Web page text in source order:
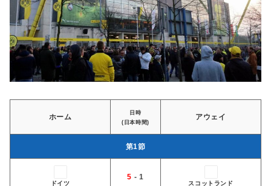
ホーム
日時
(日本時間)
アウェイ
󠁢󠁥󠁮󠁧󠁿第1節
ドイツ
5 - 1
スコットランド